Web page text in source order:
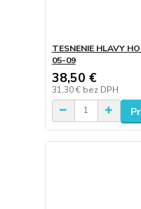
TESNENIE HLAVY
05-09
38,50 €
31,30 € bez DPH